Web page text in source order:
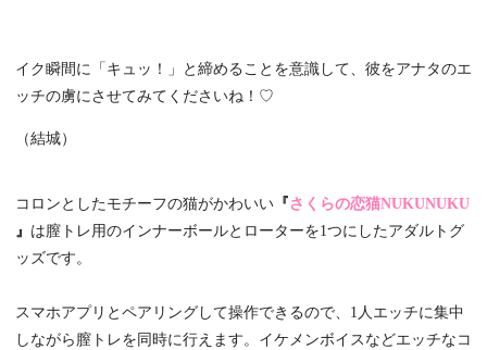
イク瞬間に「キュッ！」と締めることを意識して、彼をアナタのエ
ッチの虜にさせてみてくださいね！♡
（結城）
コロンとしたモチーフの猫がかわいい 『 さくらの恋猫NUKUNUKU
』 は膣トレ用のインナーボールとローターを1つにしたアダルトグ
ッズです。
スマホアプリとペアリングして操作できるので、1人エッチに集中
しながら膣トレを同時に行えます。イケメンボイスなどエッチなコ